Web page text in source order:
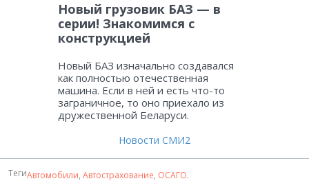
Новый грузовик БАЗ — в
серии! Знакомимся с
конструкцией
Новый БАЗ изначально создавался
как полностью отечественная
машина. Если в ней и есть что-то
заграничное, то оно приехало из
дружественной Беларуси.
Новости СМИ2
ТегиАвтомобили, Автострахование, ОСАГО.